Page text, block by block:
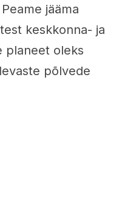
jääma
keskkonna- ja
planeet oleks
põlvede